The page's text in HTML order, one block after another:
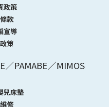
政策
款
宣導
策
PAMABE／MIMOS
兒床墊
修